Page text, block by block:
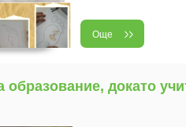
Още
образование, докато